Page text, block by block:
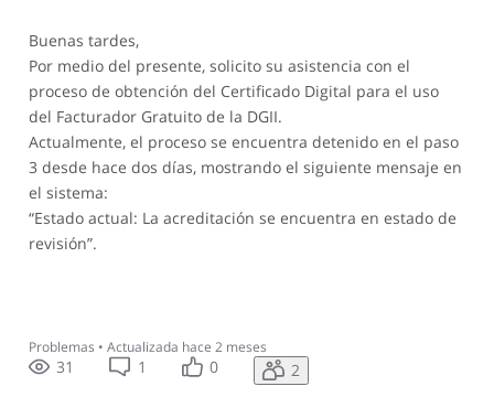
Buenas tardes,
Por medio del presente, solicito su asistencia con el
proceso de obtención del Certificado Digital para el uso
del Facturador Gratuito de la DGII.
Actualmente, el proceso se encuentra detenido en el paso
3 desde hace dos días, mostrando el siguiente mensaje en
el sistema:
“Estado actual: La acreditación se encuentra en estado de
revisión”.
Problemas • Actualizada hace 2 meses
31 1 0 2